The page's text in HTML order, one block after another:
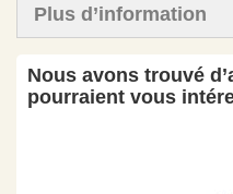
Plus d’information
Nous avons trouvé
pourraient vous